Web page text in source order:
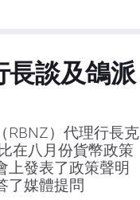
長談及鴿派
RBNZ）代理行長克
在八月份貨幣政策
上發表了政策聲明
了媒體提問